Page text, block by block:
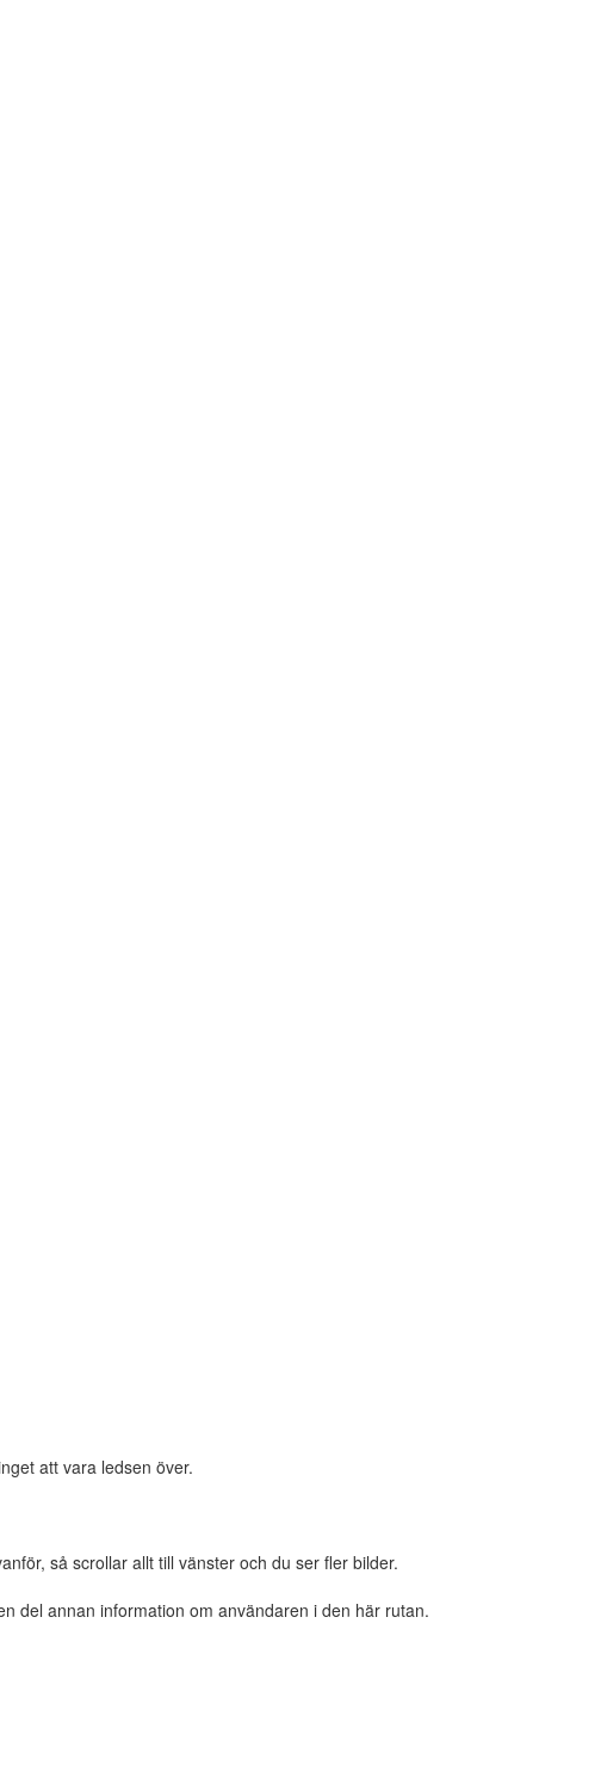
att vara ledsen över.
så scrollar allt till vänster och du ser fler bilder.
del annan information om användaren i den här rutan.